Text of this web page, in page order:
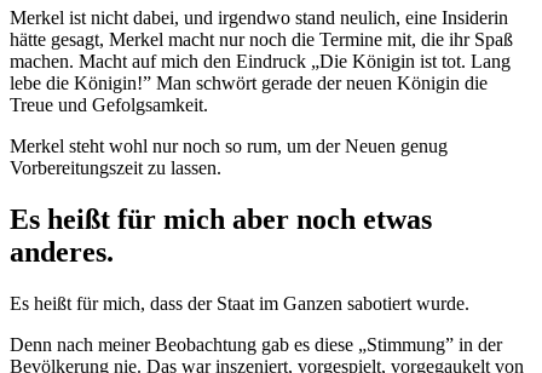
Merkel ist nicht dabei, und irgendwo stand neulich, eine Insiderin
hätte gesagt, Merkel macht nur noch die Termine mit, die ihr Spaß
machen. Macht auf mich den Eindruck „Die Königin ist tot. Lang
lebe die Königin!” Man schwört gerade der neuen Königin die
Treue und Gefolgsamkeit.
Merkel steht wohl nur noch so rum, um der Neuen genug
Vorbereitungszeit zu lassen.
Es heißt für mich aber noch etwas
anderes.
Es heißt für mich, dass der Staat im Ganzen sabotiert wurde.
Denn nach meiner Beobachtung gab es diese „Stimmung” in der
Bevölkerung nie. Das war inszeniert, vorgespielt, vorgegaukelt von